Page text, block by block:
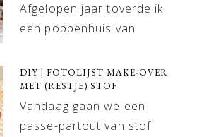
Afgelopen jaar toverde ik
een poppenhuis van
DIY | FOTOLIJST MAKE-OVER
MET (RESTJE) STOF
Vandaag gaan we een
passe-partout van stof